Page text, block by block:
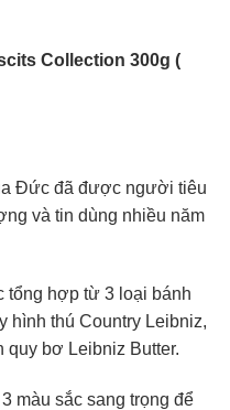
Collection 300g (
Đức đã được người tiêu
và tin dùng nhiều năm
tổng hợp từ 3 loại bánh
hình thú Country Leibniz,
quy bơ Leibniz Butter.
màu sắc sang trọng để